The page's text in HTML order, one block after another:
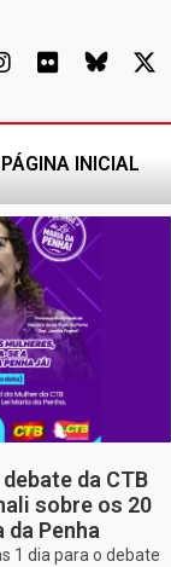
PÁGINA INICIAL
da CTB
sobre os 20
da Penha
1 dia para o debate